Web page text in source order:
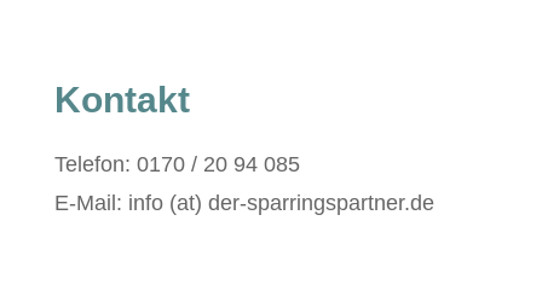
Kontakt
Tele­fon: 0170 / 20 94 085
E‑Mail: info (at) der-sparringspartner.de